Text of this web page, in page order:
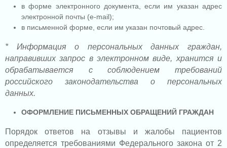
в форме электронного документа, если им указан адрес
электронной почты (e-mail);
в письменной форме, если им указан почтовый адрес.
* Информация о персональных данных граждан,
направивших запрос в электронном виде, хранится и
обрабатывается с соблюдением требований
российского законодательства о персональных
данных.
ОФОРМЛЕНИЕ ПИСЬМЕННЫХ ОБРАЩЕНИЙ ГРАЖДАН
Порядок ответов на отзывы и жалобы пациентов
определяется требованиями Федерального закона от 2